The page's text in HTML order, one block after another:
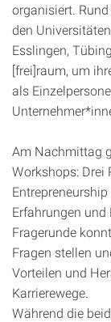
organisiert.
den
Esslingen,
[frei]raum, um
als
Am Nachmittag
Workshops: Drei
Erfahrungen und
Fragerunde
Fragen stellen
Vorteilen und
Karrierewege.
Während die